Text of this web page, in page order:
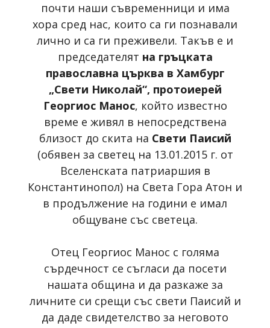
почти наши съвременници и има
хора сред нас, които са ги познавали
лично и са ги преживели. Такъв е и
председателят на гръцката
православна църква в Хамбург
„Свети Николай“, протоиерей
Георгиос Манос, който известно
време е живял в непосредствена
близост до скита на Свети Паисий
(обявен за светец на 13.01.2015 г. от
Вселенската патриаршия в
Константинопол) на Света Гора Атон и
в продължение на години е имал
общуване със светеца.
Отец Георгиос Манос с голяма
сърдечност се съгласи да посети
нашата община и да разкаже за
личните си срещи със свети Паисий и
да даде свидетелство за неговото